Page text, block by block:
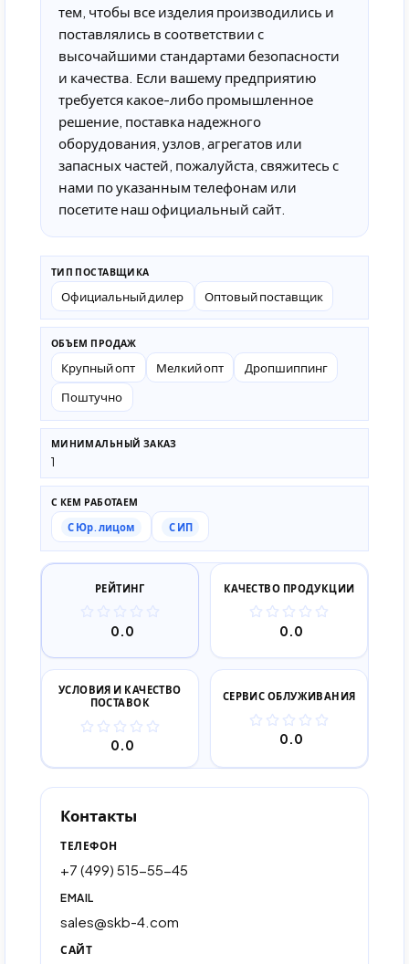
тем, чтобы все изделия производились и
поставлялись в соответствии с
высочайшими стандартами безопасности
и качества. Если вашему предприятию
требуется какое-либо промышленное
решение, поставка надежного
оборудования, узлов, агрегатов или
запасных частей, пожалуйста, свяжитесь с
нами по указанным телефонам или
посетите наш официальный сайт.
ТИП ПОСТАВЩИКА
Официальный дилер Оптовый поставщик
ОБЪЕМ ПРОДАЖ
Крупный опт Мелкий опт
Дропшиппинг
Поштучно
МИНИМАЛЬНЫЙ ЗАКАЗ
1
С КЕМ РАБОТАЕМ
С Юр. лицом С ИП
РЕЙТИНГ
0.0
КАЧЕСТВО ПРОДУКЦИИ
0.0
УСЛОВИЯ И КАЧЕСТВО
ПОСТАВОК
0.0
СЕРВИС ОБЛУЖИВАНИЯ
0.0
Контакты
ТЕЛЕФОН
+7 (499) 515-55-45
EMAIL
sales@skb-4.com
САЙТ